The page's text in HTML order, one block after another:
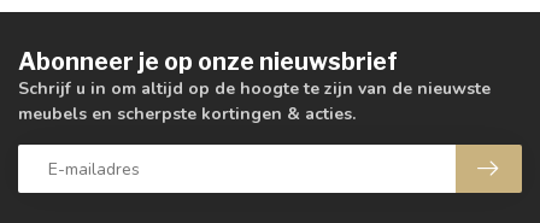
Abonneer je op onze nieuwsbrief
Schrijf u in om altijd op de hoogte te zijn van de nieuwste
meubels en scherpste kortingen & acties.